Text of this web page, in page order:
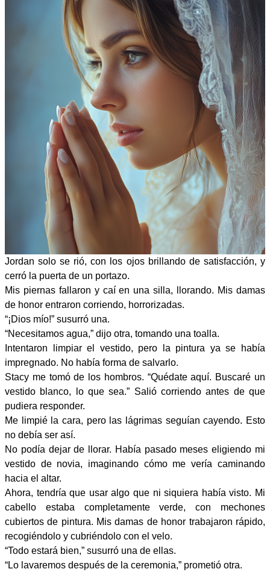
Jordan solo se rió, con los ojos brillando de satisfacción, y
cerró la puerta de un portazo.
Mis piernas fallaron y caí en una silla, llorando. Mis damas
de honor entraron corriendo, horrorizadas.
“¡Dios mío!” susurró una.
“Necesitamos agua,” dijo otra, tomando una toalla.
Intentaron limpiar el vestido, pero la pintura ya se había
impregnado. No había forma de salvarlo.
Stacy me tomó de los hombros. “Quédate aquí. Buscaré un
vestido blanco, lo que sea.” Salió corriendo antes de que
pudiera responder.
Me limpié la cara, pero las lágrimas seguían cayendo. Esto
no debía ser así.
No podía dejar de llorar. Había pasado meses eligiendo mi
vestido de novia, imaginando cómo me vería caminando
hacia el altar.
Ahora, tendría que usar algo que ni siquiera había visto. Mi
cabello estaba completamente verde, con mechones
cubiertos de pintura. Mis damas de honor trabajaron rápido,
recogiéndolo y cubriéndolo con el velo.
“Todo estará bien,” susurró una de ellas.
“Lo lavaremos después de la ceremonia,” prometió otra.